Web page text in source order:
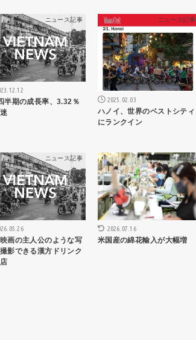
ニュース記事
半期の成長率、3.32％
ニュース記事
2025.02.03
ハノイ、世界のベストシティ
にランクイン
ニュース記事
画の主人公のような写
影できる漢方ドリンク
ニュース記事
2026.07.16
米国産の綿花輸入が大幅増